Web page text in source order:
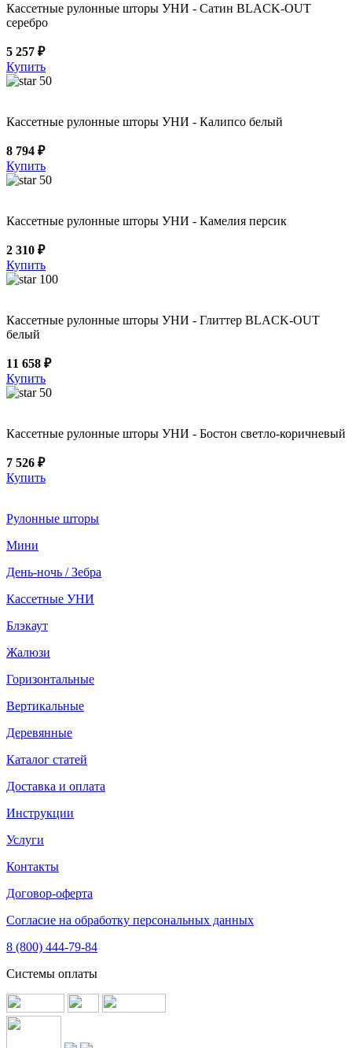
Кассетные рулонные шторы УНИ - Сатин BLACK-OUT
серебро
5 257 ₽
Купить
50
Кассетные рулонные шторы УНИ - Калипсо белый
8 794 ₽
Купить
50
Кассетные рулонные шторы УНИ - Камелия персик
2 310 ₽
Купить
100
Кассетные рулонные шторы УНИ - Глиттер BLACK-OUT
белый
11 658 ₽
Купить
50
Кассетные рулонные шторы УНИ - Бостон светло-коричневый
7 526 ₽
Купить
Рулонные шторы
Мини
День-ночь / Зебра
Кассетные УНИ
Блэкаут
Жалюзи
Горизонтальные
Вертикальные
Деревянные
Каталог статей
Доставка и оплата
Инструкции
Услуги
Контакты
Договор-оферта
Согласие на обработку персональных данных
8 (800) 444-79-84
Системы оплаты